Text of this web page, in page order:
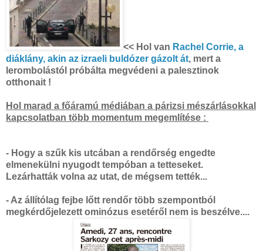
<< Hol van Rachel Corrie, a
diáklány, akin az izraeli buldózer gázolt át, mert a
lerombolástól próbálta megvédeni a palesztinok
otthonait !
Hol marad a főáramú médiában a párizsi mészárlásokkal
kapcsolatban több momentum megemlítése :
- Hogy a szűk kis utcában a rendőrség engedte
elmenekülni nyugodt tempóban a tetteseket.
Lezárhatták volna az utat, de mégsem tették...
- Az állítólag fejbe lőtt rendőr több szempontból
megkérdőjelezett ominózus esetéről nem is beszélve....